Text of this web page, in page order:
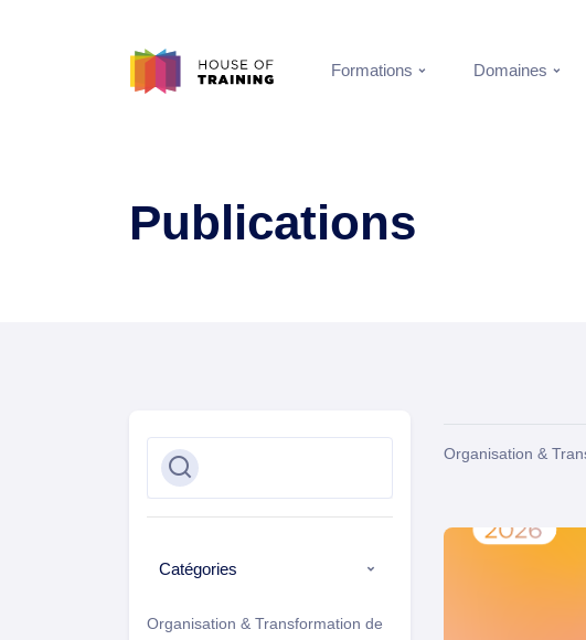
Formations Domaines
Publications
Rechercher
Catégories
Organisation & Transformation de
Organisation &